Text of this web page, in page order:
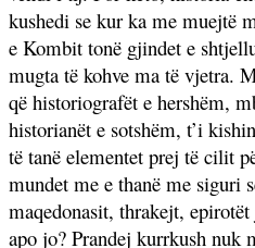
kushedi se kur ka me muejtë
e Kombit tonë gjindet e
mugta të kohve ma të vjetra.
që historiografët e hershëm,
historianët e sotshëm, t’i
të tanë elementet prej të cilit
mundet me e thanë me siguri
maqedonasit, thrakejt,
apo jo? Prandej kurrkush nuk